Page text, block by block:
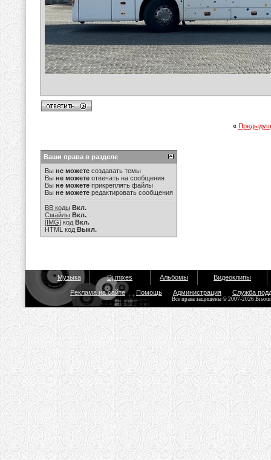
«
Ваши права в разделе
Вы не можете создавать темы
Вы не можете отвечать на сообщения
Вы не можете прикреплять файлы
Вы не можете редактировать сообщения
BB коды Вкл.
Смайлы Вкл.
[IMG] код Вкл.
HTML код Выкл.
Музыка Dj mixes Альбомы Видеоклипы
Реклама на сайте Помощь Администрация Служба
Все права защищены © 2007-2026